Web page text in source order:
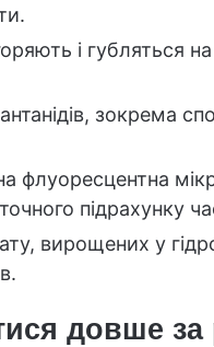
і губляться на
зокрема
флуоресцентна
підрахунку
вирощених у
довше